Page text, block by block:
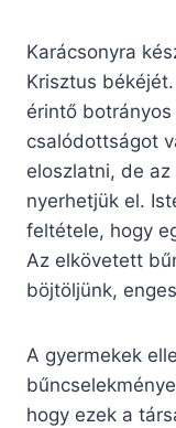
Karácsonyra
Krisztus
érintő
csalódottságot
eloszlatni, de
nyerhetjük el.
feltétele, hogy
Az elkövetett
böjtöljünk,
A gyermekek
hogy ezek a